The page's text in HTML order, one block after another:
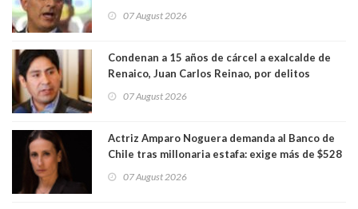
07 August 2026
Condenan a 15 años de cárcel a exalcalde de
Renaico, Juan Carlos Reinao, por delitos
07 August 2026
Actriz Amparo Noguera demanda al Banco de
Chile tras millonaria estafa: exige más de $528
07 August 2026